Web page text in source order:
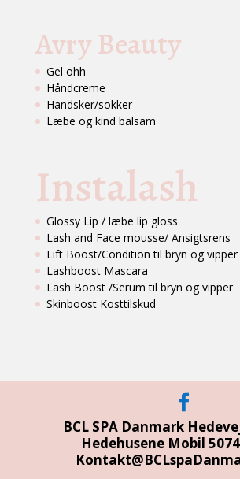
Avry Beauty
Gel ohh
Håndcreme
Handsker/sokker
Læbe og kind balsam
Instalash
Glossy Lip / læbe lip gloss
Lash and Face mousse/ Ansigtsrens
Lift Boost/Condition til bryn og vipper
Lashboost Mascara
Lash Boost /Serum til bryn og vipper
Skinboost Kosttilskud
BCL SPA Danmark
Hedehusene Mobil